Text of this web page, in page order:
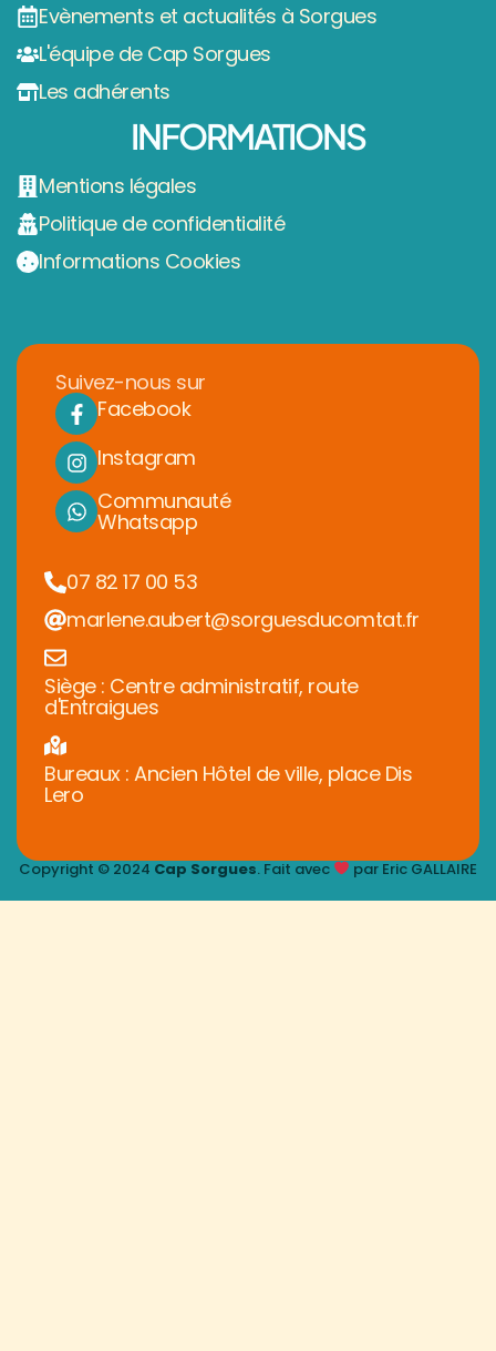
Evènements et actualités à Sorgues
L'équipe de Cap Sorgues
Les adhérents
INFORMATIONS
Mentions légales
Politique de confidentialité
Informations Cookies
Suivez-nous sur
Facebook
Instagram
Communauté
Whatsapp
07 82 17 00 53
marlene.aubert@sorguesducomtat.fr
Siège : Centre administratif, route
d'Entraigues
Bureaux : Ancien Hôtel de ville, place Dis
Lero
Copyright © 2024 Cap Sorgues. Fait avec par Eric GALLAIRE